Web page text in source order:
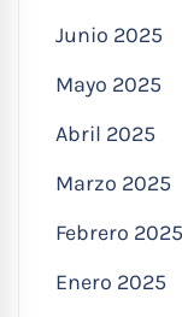
Junio 2025
Mayo 2025
Abril 2025
Marzo 2025
Febrero 2025
Enero 2025